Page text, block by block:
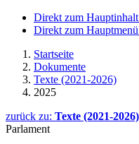
Direkt zum
Direkt zum
Startseite
Dokumente
Texte (2021-2026)
2025
zurück zu: Texte (2021-2026)
Parlament